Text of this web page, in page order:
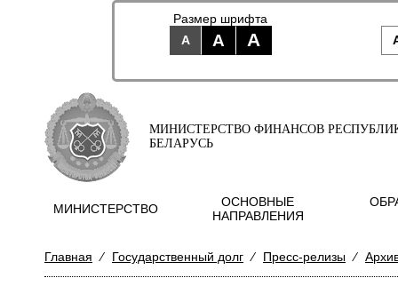
Размер шрифта
A
A A
МИНИСТЕРСТВО ФИНАНСОВ
БЕЛАРУСЬ
МИНИСТЕРСТВО
ОСНОВНЫЕ
НАПРАВЛЕНИЯ
Главная ⁄ Государственный долг ⁄ Пресс-релизы ⁄